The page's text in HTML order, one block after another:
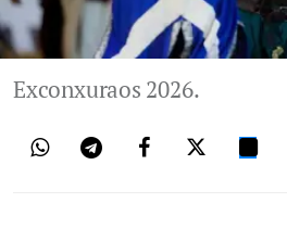
Exconxuraos 2026.